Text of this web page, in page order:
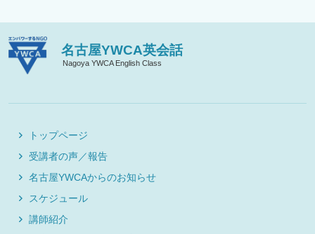
名古屋YWCA英会話
Nagoya YWCA English Class
トップページ
受講者の声／報告
名古屋YWCAからのお知らせ
スケジュール
講師紹介